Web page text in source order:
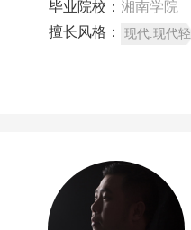
毕业院校： 湘南学院
擅长风格：
现代.现代轻